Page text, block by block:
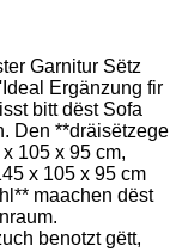
Garnitur Sëtz
Ergänzung fir
bitt dëst Sofa
Den **dräisëtzege
105 x 95 cm,
x 105 x 95 cm
maachen dëst
benotzt gëtt,